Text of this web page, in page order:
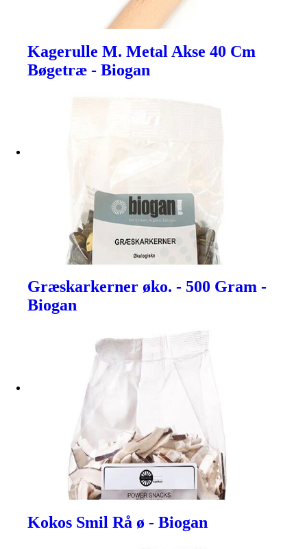
Kagerulle M. Metal Akse 40 Cm
Bøgetræ - Biogan
Græskarkerner øko. - 500 Gram -
Biogan
Kokos Smil Rå ø - Biogan